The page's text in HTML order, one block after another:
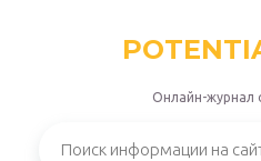
Онлайн-журнал